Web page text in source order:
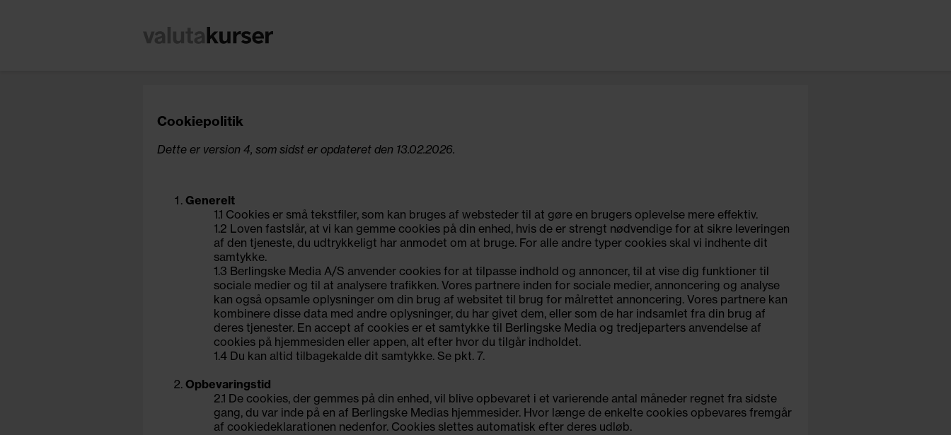
Cookiepolitik
Dette er version 4, som sidst er opdateret den 13.02.2026.
Generelt
1.1 Cookies er små tekstfiler, som kan bruges af websteder til at gøre en brugers oplevelse mere effektiv.
1.2 Loven fastslår, at vi kan gemme cookies på din enhed, hvis de er strengt nødvendige for at sikre leveringen
af den tjeneste, du udtrykkeligt har anmodet om at bruge. For alle andre typer cookies skal vi indhente dit
samtykke.
1.3 Berlingske Media A/S anvender cookies for at tilpasse indhold og annoncer, til at vise dig funktioner til
sociale medier og til at analysere trafikken. Vores partnere inden for sociale medier, annoncering og analyse
kan også opsamle oplysninger om din brug af websitet til brug for målrettet annoncering. Vores partnere kan
kombinere disse data med andre oplysninger, du har givet dem, eller som de har indsamlet fra din brug af
deres tjenester. En accept af cookies er et samtykke til Berlingske Media og tredjeparters anvendelse af
cookies på hjemmesiden eller appen, alt efter hvor du tilgår indholdet.
1.4 Du kan altid tilbagekalde dit samtykke. Se pkt. 7.
Opbevaringstid
2.1 De cookies, der gemmes på din enhed, vil blive opbevaret i et varierende antal måneder regnet fra sidste
gang, du var inde på en af Berlingske Medias hjemmesider. Hvor længe de enkelte cookies opbevares fremgår
af cookiedeklarationen nedenfor. Cookies slettes automatisk efter deres udløb.